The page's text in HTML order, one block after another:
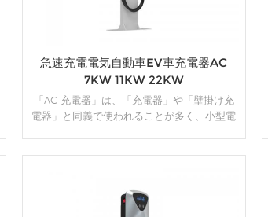
急速充電電気自動車EV車充電器AC
7KW 11KW 22KW
「AC 充電器」は、「充電器」や「壁掛け充
電器」と同義で使われることが多く、小型電
ーやソーラーチャージャーなど、DC 電源を
直接使用する充電器もあります。
詳細